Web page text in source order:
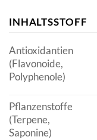
INHALTSSTOFF
Antioxidantien
(Flavonoide,
Polyphenole)
Pflanzenstoffe
(Terpene,
Saponine)